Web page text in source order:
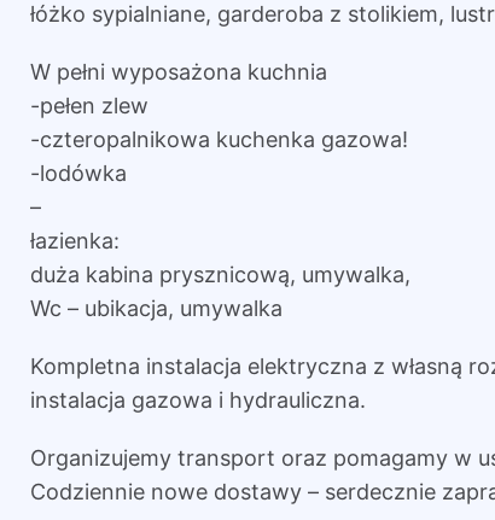
łóżko sypialniane, garderoba z stolikiem,
W pełni wyposażona kuchnia
-pełen zlew
-czteropalnikowa kuchenka gazowa!
-lodówka
–
łazienka:
duża kabina prysznicową, umywalka,
Wc – ubikacja, umywalka
Kompletna instalacja elektryczna z własną
instalacja gazowa i hydrauliczna.
Organizujemy transport oraz pomagamy w
Codziennie nowe dostawy – serdecznie